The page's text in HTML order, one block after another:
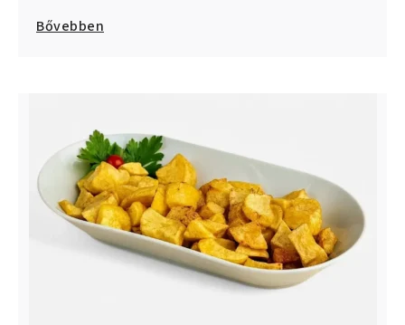
Bővebben